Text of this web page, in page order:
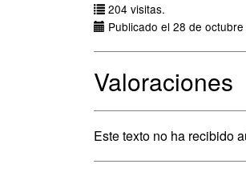
204 visitas.
Publicado el 28 de
Valoraciones
Este texto no ha recibido